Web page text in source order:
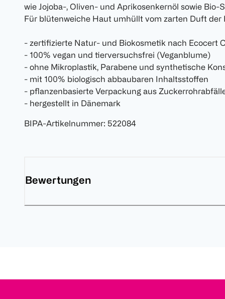
wie Jojoba-, Oliven- und Aprikosenkernöl sowie
Für blütenweiche Haut umhüllt vom zarten Duft der
- zertifizierte Natur- und Biokosmetik nach Ecocert
- 100% vegan und tierversuchsfrei (Veganblume)
- ohne Mikroplastik, Parabene und synthetische
- mit 100% biologisch abbaubaren Inhaltsstoffen
- pflanzenbasierte Verpackung aus
- hergestellt in Dänemark
BIPA-Artikelnummer: 522084
Bewertungen